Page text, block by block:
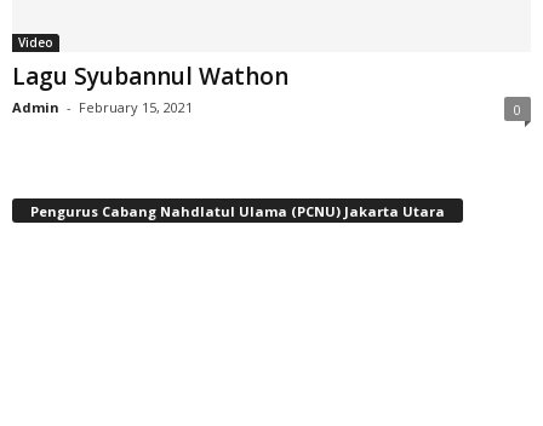
Video
Lagu Syubannul Wathon
Admin - February 15, 2021 0
Pengurus Cabang Nahdlatul Ulama (PCNU) Jakarta Utara